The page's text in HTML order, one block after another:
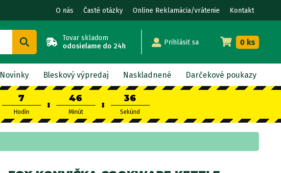
O nás Časté otázky Online Reklamácia/vrátenie Kontakt
Tovar skladom
odosielame do 24h
Prihlásiť sa 0 ks
Novinky Bleskový výpredaj Naskladnené Darčekové poukazy
7
Hodín
:
46
Minút
:
35
Sekúnd